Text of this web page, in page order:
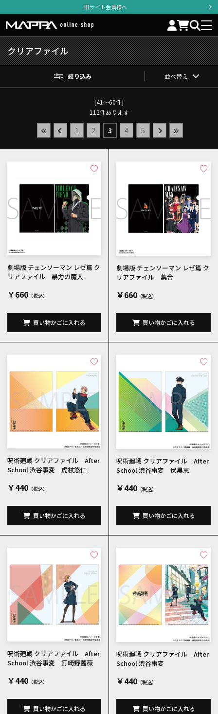
旧サイト会員様へ
クリアファイル
絞り込み 並べ替え
[41～60件]
112件あります
1 2 3 4 5
劇場版 チェンソーマン レゼ篇 ク
リアファイル 暴力の魔人
￥660
買い物かごに入れる
劇場版 チェンソーマン レゼ篇 ク
リアファイル 集合
￥660
買い物かごに入れる
呪術廻戦 クリアファイル After
School 渋谷事変 虎杖悠仁
￥440
買い物かごに入れる
呪術廻戦 クリアファイル After
School 渋谷事変 伏黒恵
￥440
買い物かごに入れる
呪術廻戦 クリアファイル After
School 渋谷事変 釘崎野薔薇
￥440
買い物かごに入れる
呪術廻戦 クリアファイル After
School 渋谷事変
￥440
買い物かごに入れる